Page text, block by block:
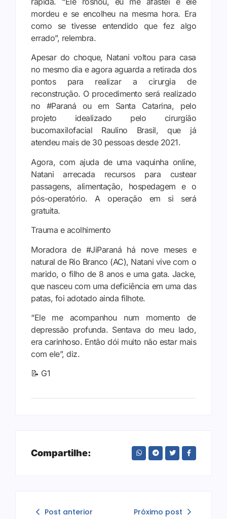
mordeu e se encolheu na mesma hora. Era
como se tivesse entendido que fez algo
errado”, relembra.
Apesar do choque, Natani voltou para casa
no mesmo dia e agora aguarda a retirada dos
pontos para realizar a cirurgia de
reconstrução. O procedimento será realizado
no #Paraná ou em Santa Catarina, pelo
projeto idealizado pelo cirurgião
bucomaxilofacial Raulino Brasil, que já
atendeu mais de 30 pessoas desde 2021.
Agora, com ajuda de uma vaquinha online,
Natani arrecada recursos para custear
passagens, alimentação, hospedagem e o
pós-operatório. A operação em si será
gratuita.
Trauma e acolhimento
Moradora de #JiParaná há nove meses e
natural de Rio Branco (AC), Natani vive com o
marido, o filho de 8 anos e uma gata. Jacke,
que nasceu com uma deficiência em uma das
patas, foi adotado ainda filhote.
“Ele me acompanhou num momento de
depressão profunda. Sentava do meu lado,
era carinhoso. Então dói muito não estar mais
com ele”, diz.
📝 G1
Compartilhe:
Post anterior Próximo post